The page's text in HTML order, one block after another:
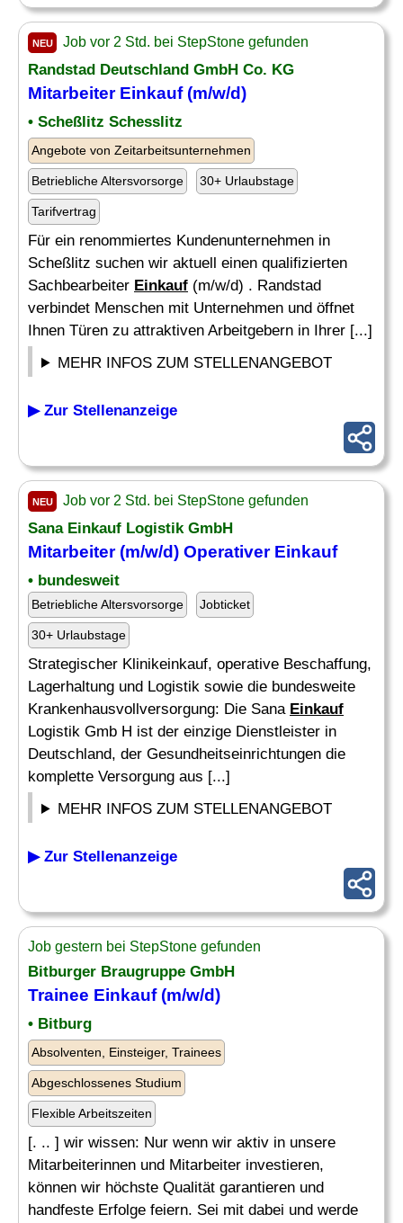
NEU Job vor 2 Std. bei StepStone gefunden
Randstad Deutschland GmbH Co. KG
Mitarbeiter Einkauf(m/w/d)
• Scheßlitz Schesslitz
Angebote von Zeitarbeitsunternehmen
Betriebliche Altersvorsorge 30+ Urlaubstage
Tarifvertrag
Für ein renommiertes Kundenunternehmen in
Scheßlitz suchen wir aktuell einen qualifizierten
Sachbearbeiter Einkauf (m/w/d) . Randstad
verbindet Menschen mit Unternehmen und öffnet
Ihnen Türen zu attraktiven Arbeitgebern in Ihrer [...]
MEHR INFOS ZUM STELLENANGEBOT
▶ Zur Stellenanzeige
NEU Job vor 2 Std. bei StepStone gefunden
Sana Einkauf Logistik GmbH
Mitarbeiter (m/w/d) Operativer Einkauf
• bundesweit
Betriebliche Altersvorsorge Jobticket
30+ Urlaubstage
Strategischer Klinikeinkauf, operative Beschaffung,
Lagerhaltung und Logistik sowie die bundesweite
Krankenhausvollversorgung: Die Sana Einkauf
Logistik Gmb H ist der einzige Dienstleister in
Deutschland, der Gesundheitseinrichtungen die
komplette Versorgung aus [...]
MEHR INFOS ZUM STELLENANGEBOT
▶ Zur Stellenanzeige
Job gestern bei StepStone gefunden
Bitburger Braugruppe GmbH
Trainee Einkauf(m/w/d)
• Bitburg
Absolventen, Einsteiger, Trainees
Abgeschlossenes Studium
Flexible Arbeitszeiten
[. .. ] wir wissen: Nur wenn wir aktiv in unsere
Mitarbeiterinnen und Mitarbeiter investieren,
können wir höchste Qualität garantieren und
handfeste Erfolge feiern. Sei mit dabei und werde